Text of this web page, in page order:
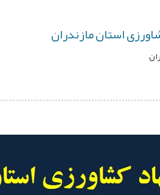
استان مازندران